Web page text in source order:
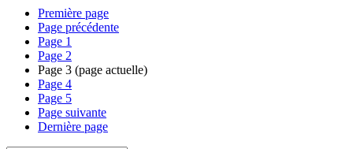
Première page
Page précédente
Page 1
Page 2
Page 3 (page actuelle)
Page 4
Page 5
Page suivante
Dernière page